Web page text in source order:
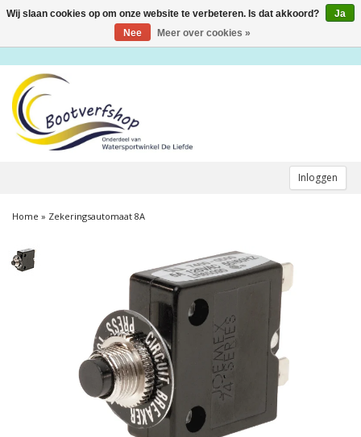
Inloggen
Toggle
Home » Zekeringsautomaat 8A
Wij slaan cookies op om onze website te verbeteren. Is dat akkoord?
Ja
Nee
Meer over cookies »